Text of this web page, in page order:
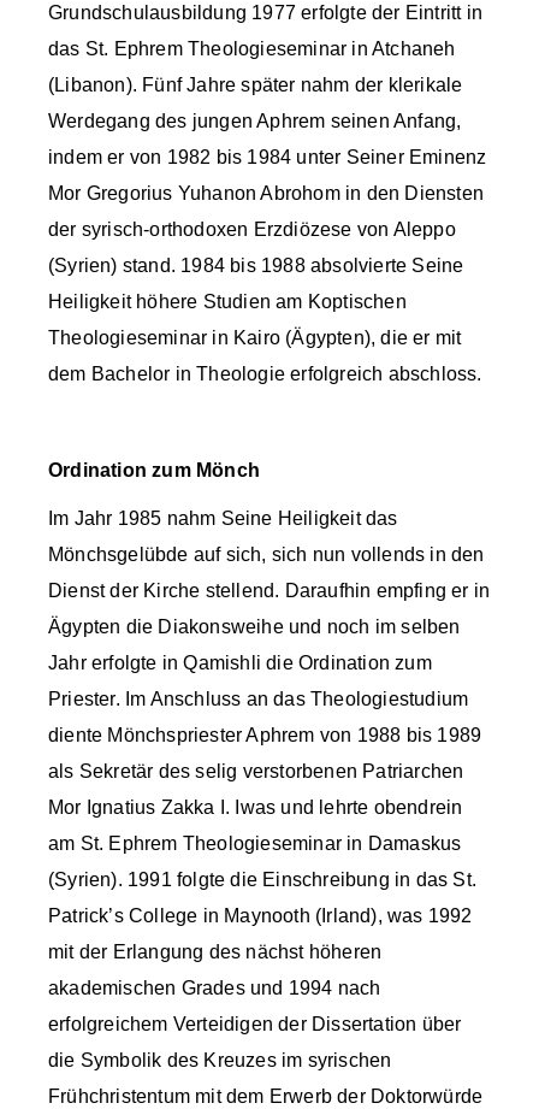
Grundschulausbildung 1977 erfolgte der Eintritt in
das St. Ephrem Theologieseminar in Atchaneh
(Libanon). Fünf Jahre später nahm der klerikale
Werdegang des jungen Aphrem seinen Anfang,
indem er von 1982 bis 1984 unter Seiner Eminenz
Mor Gregorius Yuhanon Abrohom in den Diensten
der syrisch-orthodoxen Erzdiözese von Aleppo
(Syrien) stand. 1984 bis 1988 absolvierte Seine
Heiligkeit höhere Studien am Koptischen
Theologieseminar in Kairo (Ägypten), die er mit
dem Bachelor in Theologie erfolgreich abschloss.
Ordination zum Mönch
Im Jahr 1985 nahm Seine Heiligkeit das
Mönchsgelübde auf sich, sich nun vollends in den
Dienst der Kirche stellend. Daraufhin empfing er in
Ägypten die Diakonsweihe und noch im selben
Jahr erfolgte in Qamishli die Ordination zum
Priester. Im Anschluss an das Theologiestudium
diente Mönchspriester Aphrem von 1988 bis 1989
als Sekretär des selig verstorbenen Patriarchen
Mor Ignatius Zakka I. Iwas und lehrte obendrein
am St. Ephrem Theologieseminar in Damaskus
(Syrien). 1991 folgte die Einschreibung in das St.
Patrick’s College in Maynooth (Irland), was 1992
mit der Erlangung des nächst höheren
akademischen Grades und 1994 nach
erfolgreichem Verteidigen der Dissertation über
die Symbolik des Kreuzes im syrischen
Frühchristentum mit dem Erwerb der Doktorwürde